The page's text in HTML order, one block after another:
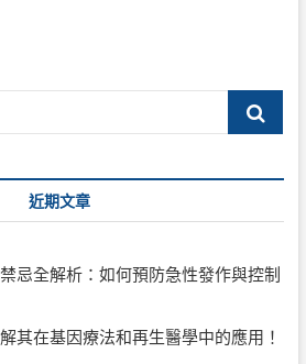
Search
近期文章
忌全解析：如何預防急性發作與控制
其在基因療法和再生醫學中的應用！